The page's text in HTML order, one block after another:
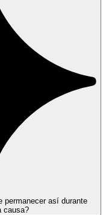
permanecer así durante
causa?